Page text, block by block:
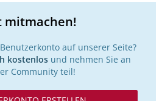
mitmachen!
auf unserer Seite?
kostenlosund nehmen Sie an
Community teil!